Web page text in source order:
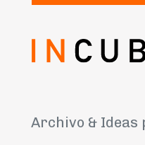
Archivo &